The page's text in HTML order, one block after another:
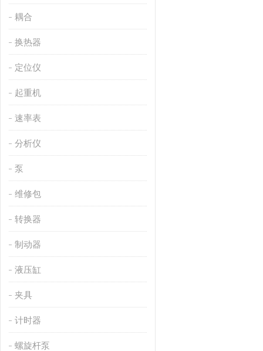
耦合
换热器
定位仪
起重机
速率表
分析仪
泵
维修包
转换器
制动器
液压缸
夹具
计时器
螺旋杆泵